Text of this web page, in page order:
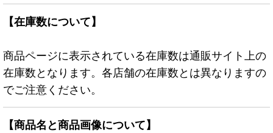
【在庫数について】
商品ページに表示されている在庫数は通販サイト上の
在庫数となります。各店舗の在庫数とは異なりますの
でご注意ください。
【商品名と商品画像について】